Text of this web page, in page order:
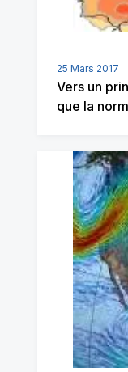
25 Mars 2017
Vers un
que la